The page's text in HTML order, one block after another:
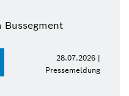
Bussegment
28.07.2026 |
Pressemeldung